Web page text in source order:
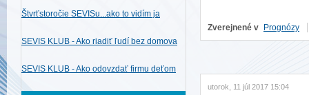
Štvrťstoročie SEVISu...ako to vidím ja
SEVIS KLUB - Ako riadiť ľudí bez domova
SEVIS KLUB - Ako odovzdať firmu deťom
Zverejnené v Prognózy
utorok, 11 júl 2017 15:04